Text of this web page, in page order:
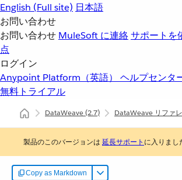
English (Full site) 日本語
お問い合わせ
お問い合わせ MuleSoft に連絡サポートを
点
ログイン
Anypoint Platform（英語） ヘルプセンタ
無料トライアル
DataWeave(2.7) DataWeave リファ
製品のこのバージョンは 延長サポート に入りまし
Copy as Markdown